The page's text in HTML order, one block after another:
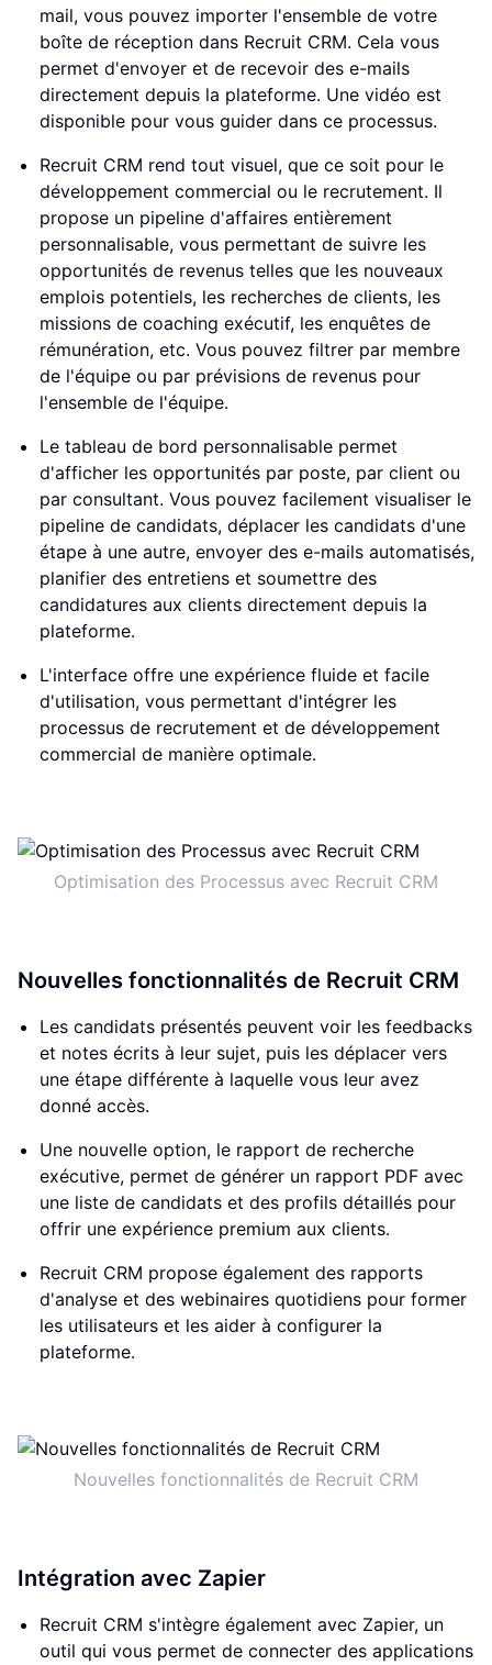
mail, vous pouvez importer l'ensemble de votre
boîte de réception dans Recruit CRM. Cela vous
permet d'envoyer et de recevoir des e-mails
directement depuis la plateforme. Une vidéo est
disponible pour vous guider dans ce processus.
Recruit CRM rend tout visuel, que ce soit pour le
développement commercial ou le recrutement. Il
propose un pipeline d'affaires entièrement
personnalisable, vous permettant de suivre les
opportunités de revenus telles que les nouveaux
emplois potentiels, les recherches de clients, les
missions de coaching exécutif, les enquêtes de
rémunération, etc. Vous pouvez filtrer par membre
de l'équipe ou par prévisions de revenus pour
l'ensemble de l'équipe.
Le tableau de bord personnalisable permet
d'afficher les opportunités par poste, par client ou
par consultant. Vous pouvez facilement visualiser le
pipeline de candidats, déplacer les candidats d'une
étape à une autre, envoyer des e-mails automatisés,
planifier des entretiens et soumettre des
candidatures aux clients directement depuis la
plateforme.
L'interface offre une expérience fluide et facile
d'utilisation, vous permettant d'intégrer les
processus de recrutement et de développement
commercial de manière optimale.
Optimisation des Processus avec Recruit CRM
Nouvelles fonctionnalités de Recruit CRM
Les candidats présentés peuvent voir les feedbacks
et notes écrits à leur sujet, puis les déplacer vers
une étape différente à laquelle vous leur avez
donné accès.
Une nouvelle option, le rapport de recherche
exécutive, permet de générer un rapport PDF avec
une liste de candidats et des profils détaillés pour
offrir une expérience premium aux clients.
Recruit CRM propose également des rapports
d'analyse et des webinaires quotidiens pour former
les utilisateurs et les aider à configurer la
plateforme.
Nouvelles fonctionnalités de Recruit CRM
Intégration avec Zapier
Recruit CRM s'intègre également avec Zapier, un
outil qui vous permet de connecter des applications